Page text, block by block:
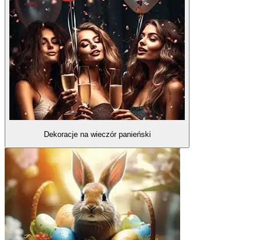
Dekoracje na wieczór panieński